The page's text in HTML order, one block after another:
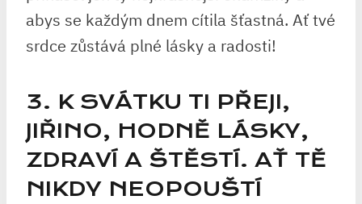
abys se každým dnem cítila šťastná. Ať tvé
srdce zůstává plné lásky a radosti!
3. K SVÁTKU TI PŘEJI,
JIŘINO, HODNĚ LÁSKY,
ZDRAVÍ A ŠTĚSTÍ. AŤ TĚ
NIKDY NEOPOUŠTÍ